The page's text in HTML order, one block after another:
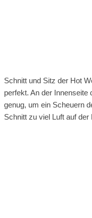
Schnitt und Sitz der Hot
perfekt. An der
genug, um ein Scheuern
Schnitt zu viel Luft auf der